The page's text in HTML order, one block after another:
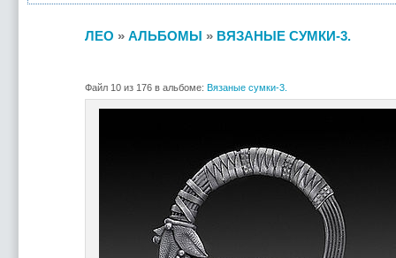
ЛЕО » АЛЬБОМЫ » ВЯЗАНЫЕ СУМКИ-3.
Файл 10 из 176 в альбоме: Вязаные сумки-3.